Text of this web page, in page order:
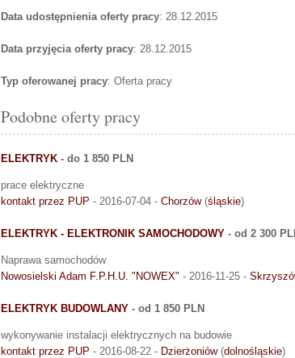
Data udostępnienia oferty pracy: 28.12.2015
Data przyjęcia oferty pracy: 28.12.2015
Typ oferowanej pracy: Oferta pracy
Podobne oferty pracy
ELEKTRYK - do 1 850 PLN
prace elektryczne
kontakt przez PUP - 2016-07-04 - Chorzów(śląskie)
ELEKTRYK - ELEKTRONIK SAMOCHODOWY - od 2 300
Naprawa samochodów
Nowosielski Adam F.P.H.U. "NOWEX" - 2016-11-25 -
ELEKTRYK BUDOWLANY - od 1 850 PLN
wykonywanie instalacji elektrycznych na budowie
kontakt przez PUP - 2016-08-22 - Dzierżoniów(dolnośląskie)